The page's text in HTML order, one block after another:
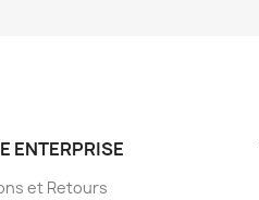
ENTERPRISE
et Retours